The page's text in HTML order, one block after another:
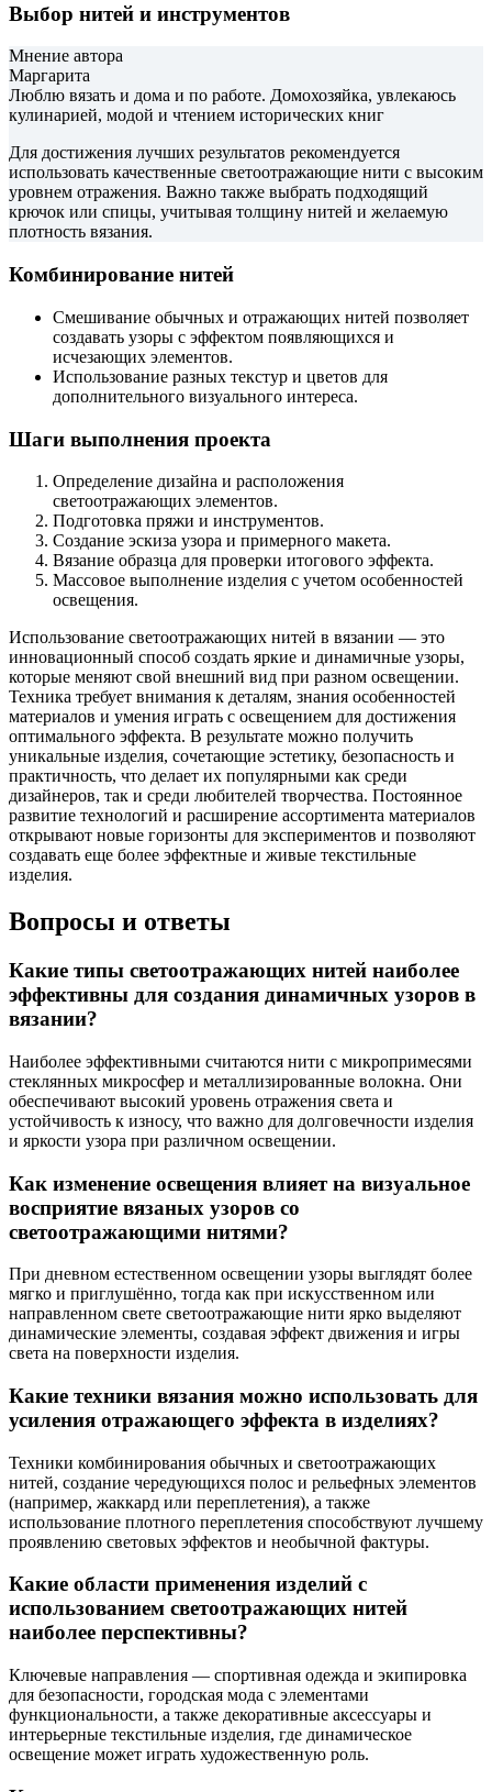
Выбор нитей и инструментов
Мнение автора
Маргарита
Люблю вязать и дома и по работе. Домохозяйка, увлекаюсь
кулинарией, модой и чтением исторических книг
Для достижения лучших результатов рекомендуется
использовать качественные светоотражающие нити с высоким
уровнем отражения. Важно также выбрать подходящий
крючок или спицы, учитывая толщину нитей и желаемую
плотность вязания.
Комбинирование нитей
Смешивание обычных и отражающих нитей позволяет
создавать узоры с эффектом появляющихся и
исчезающих элементов.
Использование разных текстур и цветов для
дополнительного визуального интереса.
Шаги выполнения проекта
Определение дизайна и расположения
светоотражающих элементов.
Подготовка пряжи и инструментов.
Создание эскиза узора и примерного макета.
Вязание образца для проверки итогового эффекта.
Массовое выполнение изделия с учетом особенностей
освещения.
Использование светоотражающих нитей в вязании — это
инновационный способ создать яркие и динамичные узоры,
которые меняют свой внешний вид при разном освещении.
Техника требует внимания к деталям, знания особенностей
материалов и умения играть с освещением для достижения
оптимального эффекта. В результате можно получить
уникальные изделия, сочетающие эстетику, безопасность и
практичность, что делает их популярными как среди
дизайнеров, так и среди любителей творчества. Постоянное
развитие технологий и расширение ассортимента материалов
открывают новые горизонты для экспериментов и позволяют
создавать еще более эффектные и живые текстильные
изделия.
Вопросы и ответы
Какие типы светоотражающих нитей наиболее
эффективны для создания динамичных узоров в
вязании?
Наиболее эффективными считаются нити с микропримесями
стеклянных микросфер и металлизированные волокна. Они
обеспечивают высокий уровень отражения света и
устойчивость к износу, что важно для долговечности изделия
и яркости узора при различном освещении.
Как изменение освещения влияет на визуальное
восприятие вязаных узоров со
светоотражающими нитями?
При дневном естественном освещении узоры выглядят более
мягко и приглушённо, тогда как при искусственном или
направленном свете светоотражающие нити ярко выделяют
динамические элементы, создавая эффект движения и игры
света на поверхности изделия.
Какие техники вязания можно использовать для
усиления отражающего эффекта в изделиях?
Техники комбинирования обычных и светоотражающих
нитей, создание чередующихся полос и рельефных элементов
(например, жаккард или переплетения), а также
использование плотного переплетения способствуют лучшему
проявлению световых эффектов и необычной фактуры.
Какие области применения изделий с
использованием светоотражающих нитей
наиболее перспективны?
Ключевые направления — спортивная одежда и экипировка
для безопасности, городская мода с элементами
функциональности, а также декоративные аксессуары и
интерьерные текстильные изделия, где динамическое
освещение может играть художественную роль.